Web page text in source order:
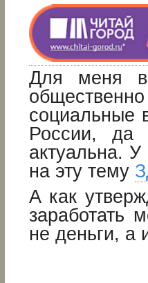
Для меня в
социальные
России,
актуальна.
на эту тему
А как
заработать
не деньги, а